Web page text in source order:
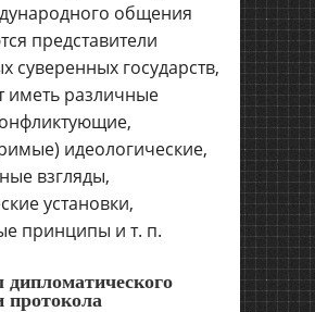
общения
представители
суверенных государств,
иметь различные
идеологические,
взгляды,
установки,
принципы и т. п.
протокола